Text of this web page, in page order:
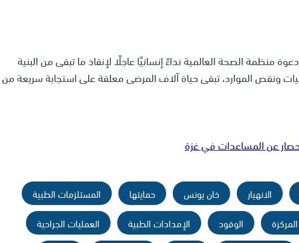
الصحة العالمية نداءً إنسانيًا عاجلًا لإنقاذ ما تبقى من البنية
ونقص الموارد، تبقى حياة آلاف المرضى معلقة على استجابة سريعة من
عن المساعدات في غزة
الانهيار خان يونس حمايتها
المستلزمات الطبية
الوقود الإمدادات الطبية
العمليات الجراحية